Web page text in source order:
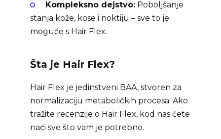
Kompleksno dejstvo: Poboljšanje
stanja kože, kose i noktiju – sve to je
moguće s Hair Flex.
Šta je Hair Flex?
Hair Flex je jedinstveni BAA, stvoren za
normalizaciju metaboličkih procesa. Ako
tražite recenzije o Hair Flex, kod nas ćete
naći sve što vam je potrebno.